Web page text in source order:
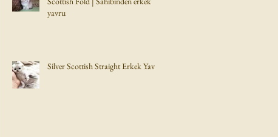
yavru
Silver Scottish Straight Erkek Yavru